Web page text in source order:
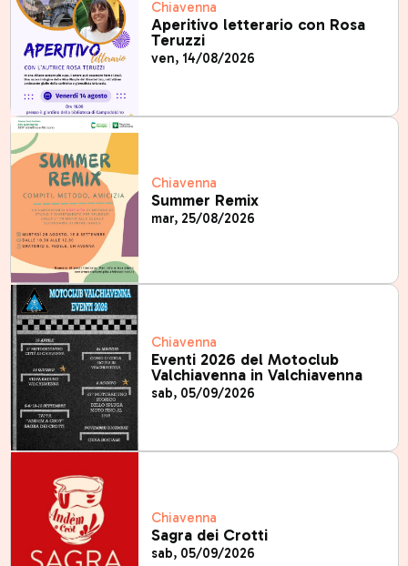
Chiavenna
Aperitivo letterario con Rosa
Teruzzi
ven, 14/08/2026
Chiavenna
Summer Remix
mar, 25/08/2026
Chiavenna
Eventi 2026 del Motoclub
Valchiavenna in Valchiavenna
sab, 05/09/2026
Chiavenna
Sagra dei Crotti
sab, 05/09/2026